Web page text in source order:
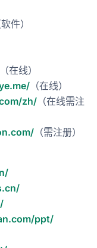
软件）
（在线）
（在线）
zh/ （在线需注
（需注册）
ppt/